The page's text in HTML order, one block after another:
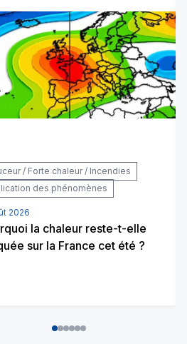
/ Forte chaleur / Incendies
des phénomènes
2026
la chaleur reste-t-elle
sur la France cet été ?
012345